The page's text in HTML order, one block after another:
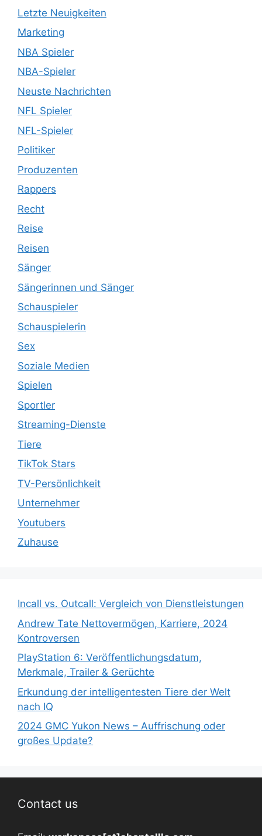
Letzte Neuigkeiten
Marketing
NBA Spieler
NBA-Spieler
Neuste Nachrichten
NFL Spieler
NFL-Spieler
Politiker
Produzenten
Rappers
Recht
Reise
Reisen
Sänger
Sängerinnen und Sänger
Schauspieler
Schauspielerin
Sex
Soziale Medien
Spielen
Sportler
Streaming-Dienste
Tiere
TikTok Stars
TV-Persönlichkeit
Unternehmer
Youtubers
Zuhause
Incall vs. Outcall: Vergleich von Dienstleistungen
Andrew Tate Nettovermögen, Karriere, 2024
Kontroversen
PlayStation 6: Veröffentlichungsdatum,
Merkmale, Trailer & Gerüchte
Erkundung der intelligentesten Tiere der Welt
nach IQ
2024 GMC Yukon News – Auffrischung oder
großes Update?
Contact us